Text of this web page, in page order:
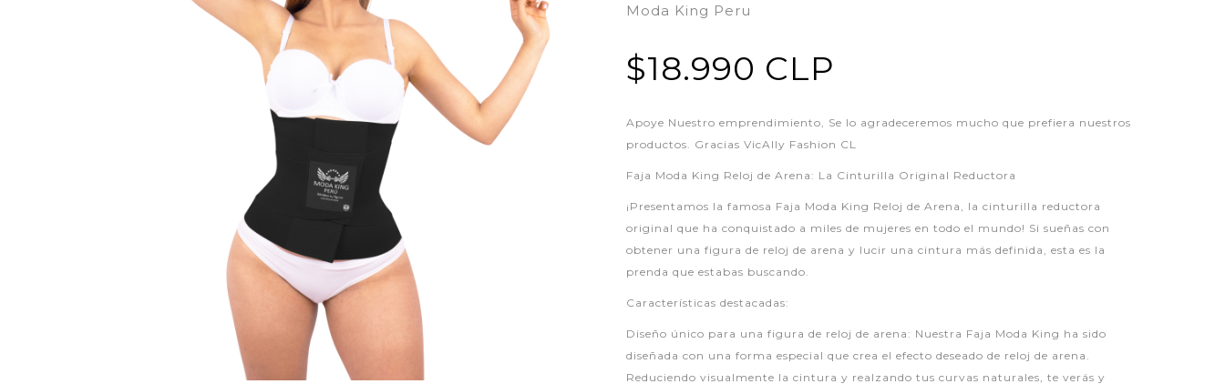
Moda King Peru
$18.990 CLP
Apoye Nuestro emprendimiento, Se lo agradeceremos mucho que prefiera nuestros
productos. Gracias VicAlly Fashion CL
Faja Moda King Reloj de Arena: La Cinturilla Original Reductora
¡Presentamos la famosa Faja Moda King Reloj de Arena, la cinturilla reductora
original que ha conquistado a miles de mujeres en todo el mundo! Si sueñas con
obtener una figura de reloj de arena y lucir una cintura más definida, esta es la
prenda que estabas buscando.
Características destacadas:
Diseño único para una figura de reloj de arena: Nuestra Faja Moda King ha sido
diseñada con una forma especial que crea el efecto deseado de reloj de arena.
Reduciendo visualmente la cintura y realzando tus curvas naturales, te verás y